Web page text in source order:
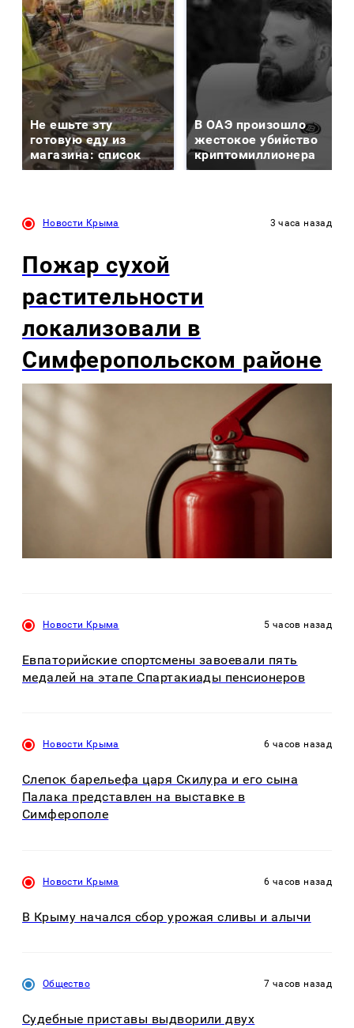
Не ешьте эту
готовую еду из
магазина: список
В ОАЭ произошло
жестокое убийство
криптомиллионера
Новости Крыма 3 часа назад
Пожар сухой
растительности
локализовали в
Симферопольском районе
Новости Крыма 5 часов назад
Евпаторийские спортсмены завоевали пять
медалей на этапе Спартакиады пенсионеров
Новости Крыма 6 часов назад
Слепок барельефа царя Скилура и его сына
Палака представлен на выставке в
Симферополе
Новости Крыма 6 часов назад
В Крыму начался сбор урожая сливы и алычи
Общество 7 часов назад
Судебные приставы выдворили двух